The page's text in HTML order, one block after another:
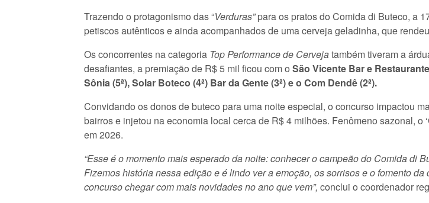
Trazendo o protagonismo das “Verduras”para os pratos do Comida di Buteco, a
petiscos autênticos e ainda acompanhados de uma cerveja geladinha, que
Os concorrentes na categoria Top Performance de Cervejatambém tiveram a
desafiantes, a premiação de R$ 5 mil ficou com o São Vicente Bar e Restaurante
Sônia (5ª), Solar Boteco (4ª) Bar da Gente (3ª) e o Com Dendê (2ª).
Convidando os donos de buteco para uma noite especial, o concurso impactou
bairros e injetou na economia local cerca de R$ 4 milhões. Fenômeno sazonal, o ‘
em 2026.
“Esse é o momento mais esperado da noite: conhecer o campeão do Comida di
Fizemos história nessa edição e é lindo ver a emoção, os sorrisos e o fomento
concurso chegar com mais novidades no ano que vem”, conclui o coordenador